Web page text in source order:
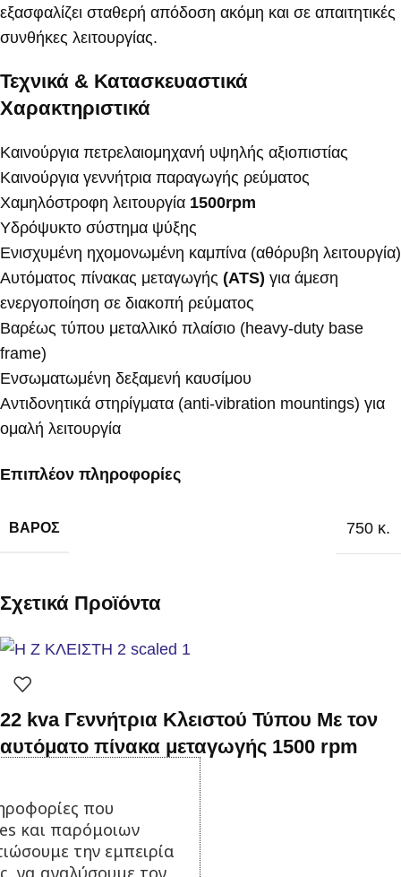
εξασφαλίζει σταθερή απόδοση ακόμη και σε απαιτητικές
συνθήκες λειτουργίας.
Τεχνικά & Κατασκευαστικά
Χαρακτηριστικά
Καινούργια πετρελαιομηχανή υψηλής αξιοπιστίας
Καινούργια γεννήτρια παραγωγής ρεύματος
Χαμηλόστροφη λειτουργία 1500rpm
Υδρόψυκτο σύστημα ψύξης
Ενισχυμένη ηχομονωμένη καμπίνα (αθόρυβη λειτουργία)
Αυτόματος πίνακας μεταγωγής (ATS) για άμεση
ενεργοποίηση σε διακοπή ρεύματος
Βαρέως τύπου μεταλλικό πλαίσιο (heavy-duty base
frame)
Ενσωματωμένη δεξαμενή καυσίμου
Αντιδονητικά στηρίγματα (anti-vibration mountings) για
ομαλή λειτουργία
Επιπλέον πληροφορίες
ΒΆΡΟΣ 750 κ.
Σχετικά Προϊόντα
22 kva Γεννήτρια Κλειστού Τύπου Με τον
αυτόματο πίνακα μεταγωγής 1500 rpm
11.000,00€ με Φ.Π.Α.
Προσθήκη στο καλάθι
που
και παρόμοιων
την εμπειρία
να αναλύσουμε τον